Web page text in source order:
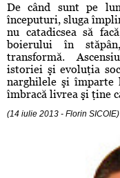
De când sunt pe
începuturi, sluga
nu catadicsea să
boierului în
transformă.
istoriei şi evoluţia
narghilele şi împarte
îmbracă livrea şi ţine
(14 iulie 2013 - Florin SICOIE)